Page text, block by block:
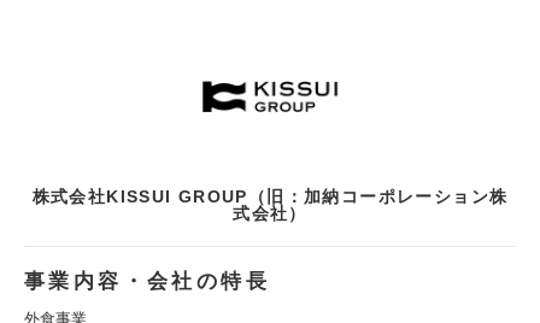
株式会社KISSUI GROUP（旧：加納コーポレーション株
式会社）
事業内容・会社の特長
外食事業